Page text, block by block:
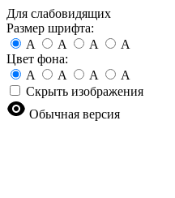
Для слабовидящих
Размер шрифта:
A
A A
A
Цвет фона:
A
A A
A
Скрыть изображения
Обычная версия